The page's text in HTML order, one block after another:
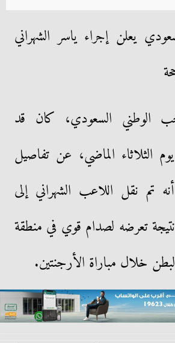
يعلن إجراء ياسر الشهراني
الوطني السعودي، كان قد
الثلاثاء الماضي، عن تفاصيل
تم نقل اللاعب الشهراني إلى
نتيجة تعرضه لصدام قوي في منطقة
خلال مباراة الأرجنتين.